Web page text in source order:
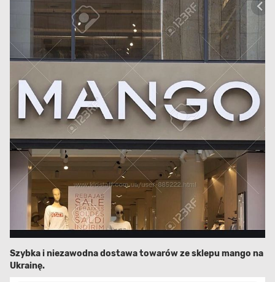
Szybka i niezawodna dostawa towarów ze sklepu mango na
Ukrainę.